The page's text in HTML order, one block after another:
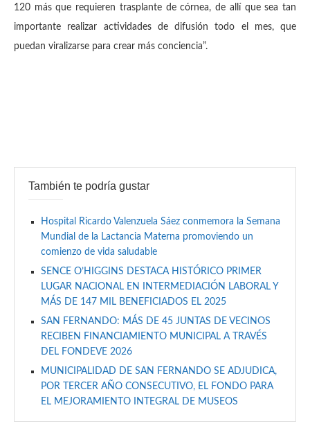
120 más que requieren trasplante de córnea, de allí que sea tan
importante realizar actividades de difusión todo el mes, que
puedan viralizarse para crear más conciencia”.
También te podría gustar
Hospital Ricardo Valenzuela Sáez conmemora la Semana
Mundial de la Lactancia Materna promoviendo un
comienzo de vida saludable
SENCE O’HIGGINS DESTACA HISTÓRICO PRIMER
LUGAR NACIONAL EN INTERMEDIACIÓN LABORAL Y
MÁS DE 147 MIL BENEFICIADOS EL 2025
SAN FERNANDO: MÁS DE 45 JUNTAS DE VECINOS
RECIBEN FINANCIAMIENTO MUNICIPAL A TRAVÉS
DEL FONDEVE 2026
MUNICIPALIDAD DE SAN FERNANDO SE ADJUDICA,
POR TERCER AÑO CONSECUTIVO, EL FONDO PARA
EL MEJORAMIENTO INTEGRAL DE MUSEOS